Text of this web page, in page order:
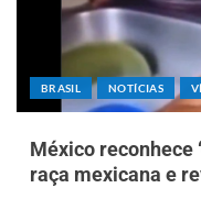
BRASIL NOTÍCIAS
México reconhece
raça mexicana e